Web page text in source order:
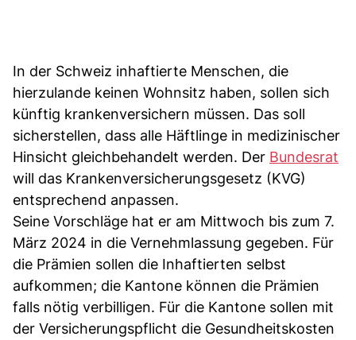
In der Schweiz inhaftierte Menschen, die
hierzulande keinen Wohnsitz haben, sollen sich
künftig krankenversichern müssen. Das soll
sicherstellen, dass alle Häftlinge in medizinischer
Hinsicht gleichbehandelt werden. Der Bundesrat
will das Krankenversicherungsgesetz (KVG)
entsprechend anpassen.
Seine Vorschläge hat er am Mittwoch bis zum 7.
März 2024 in die Vernehmlassung gegeben. Für
die Prämien sollen die Inhaftierten selbst
aufkommen; die Kantone können die Prämien
falls nötig verbilligen. Für die Kantone sollen mit
der Versicherungspflicht die Gesundheitskosten